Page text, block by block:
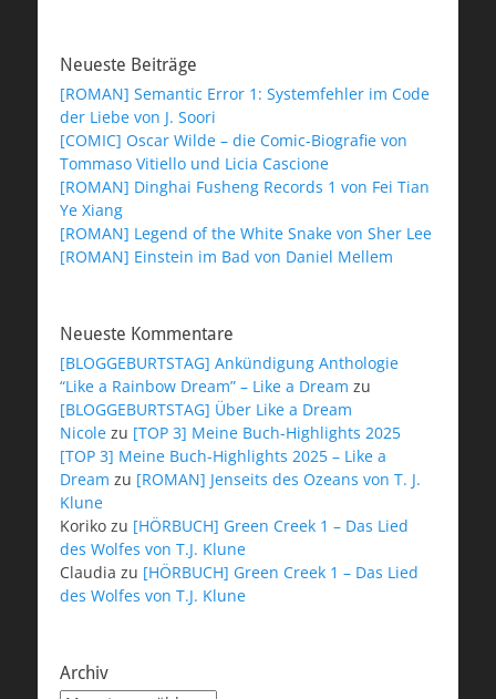
Neueste Beiträge
[ROMAN] Semantic Error 1: Systemfehler im Code
der Liebe von J. Soori
[COMIC] Oscar Wilde – die Comic-Biografie von
Tommaso Vitiello und Licia Cascione
[ROMAN] Dinghai Fusheng Records 1 von Fei Tian
Ye Xiang
[ROMAN] Legend of the White Snake von Sher Lee
[ROMAN] Einstein im Bad von Daniel Mellem
Neueste Kommentare
[BLOGGEBURTSTAG] Ankündigung Anthologie
“Like a Rainbow Dream” – Like a Dream zu
[BLOGGEBURTSTAG] Über Like a Dream
Nicole zu [TOP 3] Meine Buch-Highlights 2025
[TOP 3] Meine Buch-Highlights 2025 – Like a
Dream zu [ROMAN] Jenseits des Ozeans von T. J.
Klune
Koriko zu [HÖRBUCH] Green Creek 1 – Das Lied
des Wolfes von T.J. Klune
Claudia zu [HÖRBUCH] Green Creek 1 – Das Lied
des Wolfes von T.J. Klune
Archiv